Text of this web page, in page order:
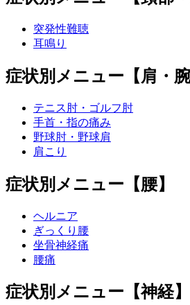
突発性難聴
耳鳴り
症状別メニュー【肩・腕
テニス肘・ゴルフ肘
手首・指の痛み
野球肘・野球肩
肩こり
症状別メニュー【腰】
ヘルニア
ぎっくり腰
坐骨神経痛
腰痛
症状別メニュー【神経】